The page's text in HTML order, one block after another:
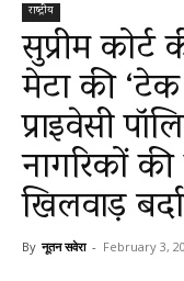
नूतन
सवेरा
राष्ट्रीय
सुप्रीम
मेटा की
प्राइवेसी
नागरिकों
खिलवाड़
By नूतन सवेरा - February 3,